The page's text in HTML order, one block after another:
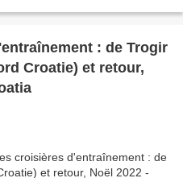
: de Trogir
Croatie) et retour,